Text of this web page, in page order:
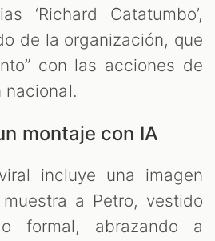
‘Richard Catatumbo’,
de la organización, que
con las acciones de
nacional.
montaje con IA
incluye una imagen
a Petro, vestido
formal, abrazando a